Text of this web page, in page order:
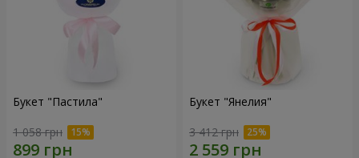
Букет "Пастила"
1 058 грн
Букет "Янелия"
3 412 грн